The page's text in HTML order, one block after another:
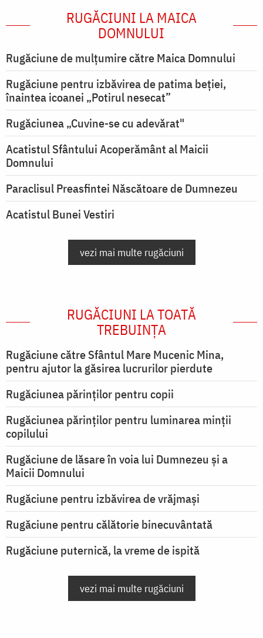
RUGĂCIUNI LA MAICA
DOMNULUI
Rugăciune de mulţumire către Maica Domnului
Rugăciune pentru izbăvirea de patima beției,
înaintea icoanei „Potirul nesecat”
Rugăciunea „Cuvine-se cu adevărat"
Acatistul Sfântului Acoperământ al Maicii
Domnului
Paraclisul Preasfintei Născătoare de Dumnezeu
Acatistul Bunei Vestiri
vezi mai multe rugăciuni
RUGĂCIUNI LA TOATĂ
TREBUINȚA
Rugăciune către Sfântul Mare Mucenic Mina,
pentru ajutor la găsirea lucrurilor pierdute
Rugăciunea părinților pentru copii
Rugăciunea părinților pentru luminarea minţii
copilului
Rugăciune de lăsare în voia lui Dumnezeu şi a
Maicii Domnului
Rugăciune pentru izbăvirea de vrăjmași
Rugăciune pentru călătorie binecuvântată
Rugăciune puternică, la vreme de ispită
vezi mai multe rugăciuni